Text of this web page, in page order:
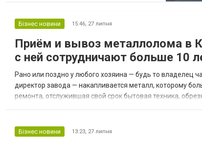
навантаження, але може відмовити під час
реального відключення. Що входить у
резерв навантаження Резерв потужності
генератора не варто визначати за
умовним пра...
Бізнес новини 15:46, 27 липня
Приём и вывоз металлолома в
с ней сотрудничают больше 10
Рано или поздно у любого хозяина — будь то владелец
директор завода — накапливается металл, которому
ремонта, отслужившая свой срок бытовая техника,
Бізнес новини 13:23, 27 липня